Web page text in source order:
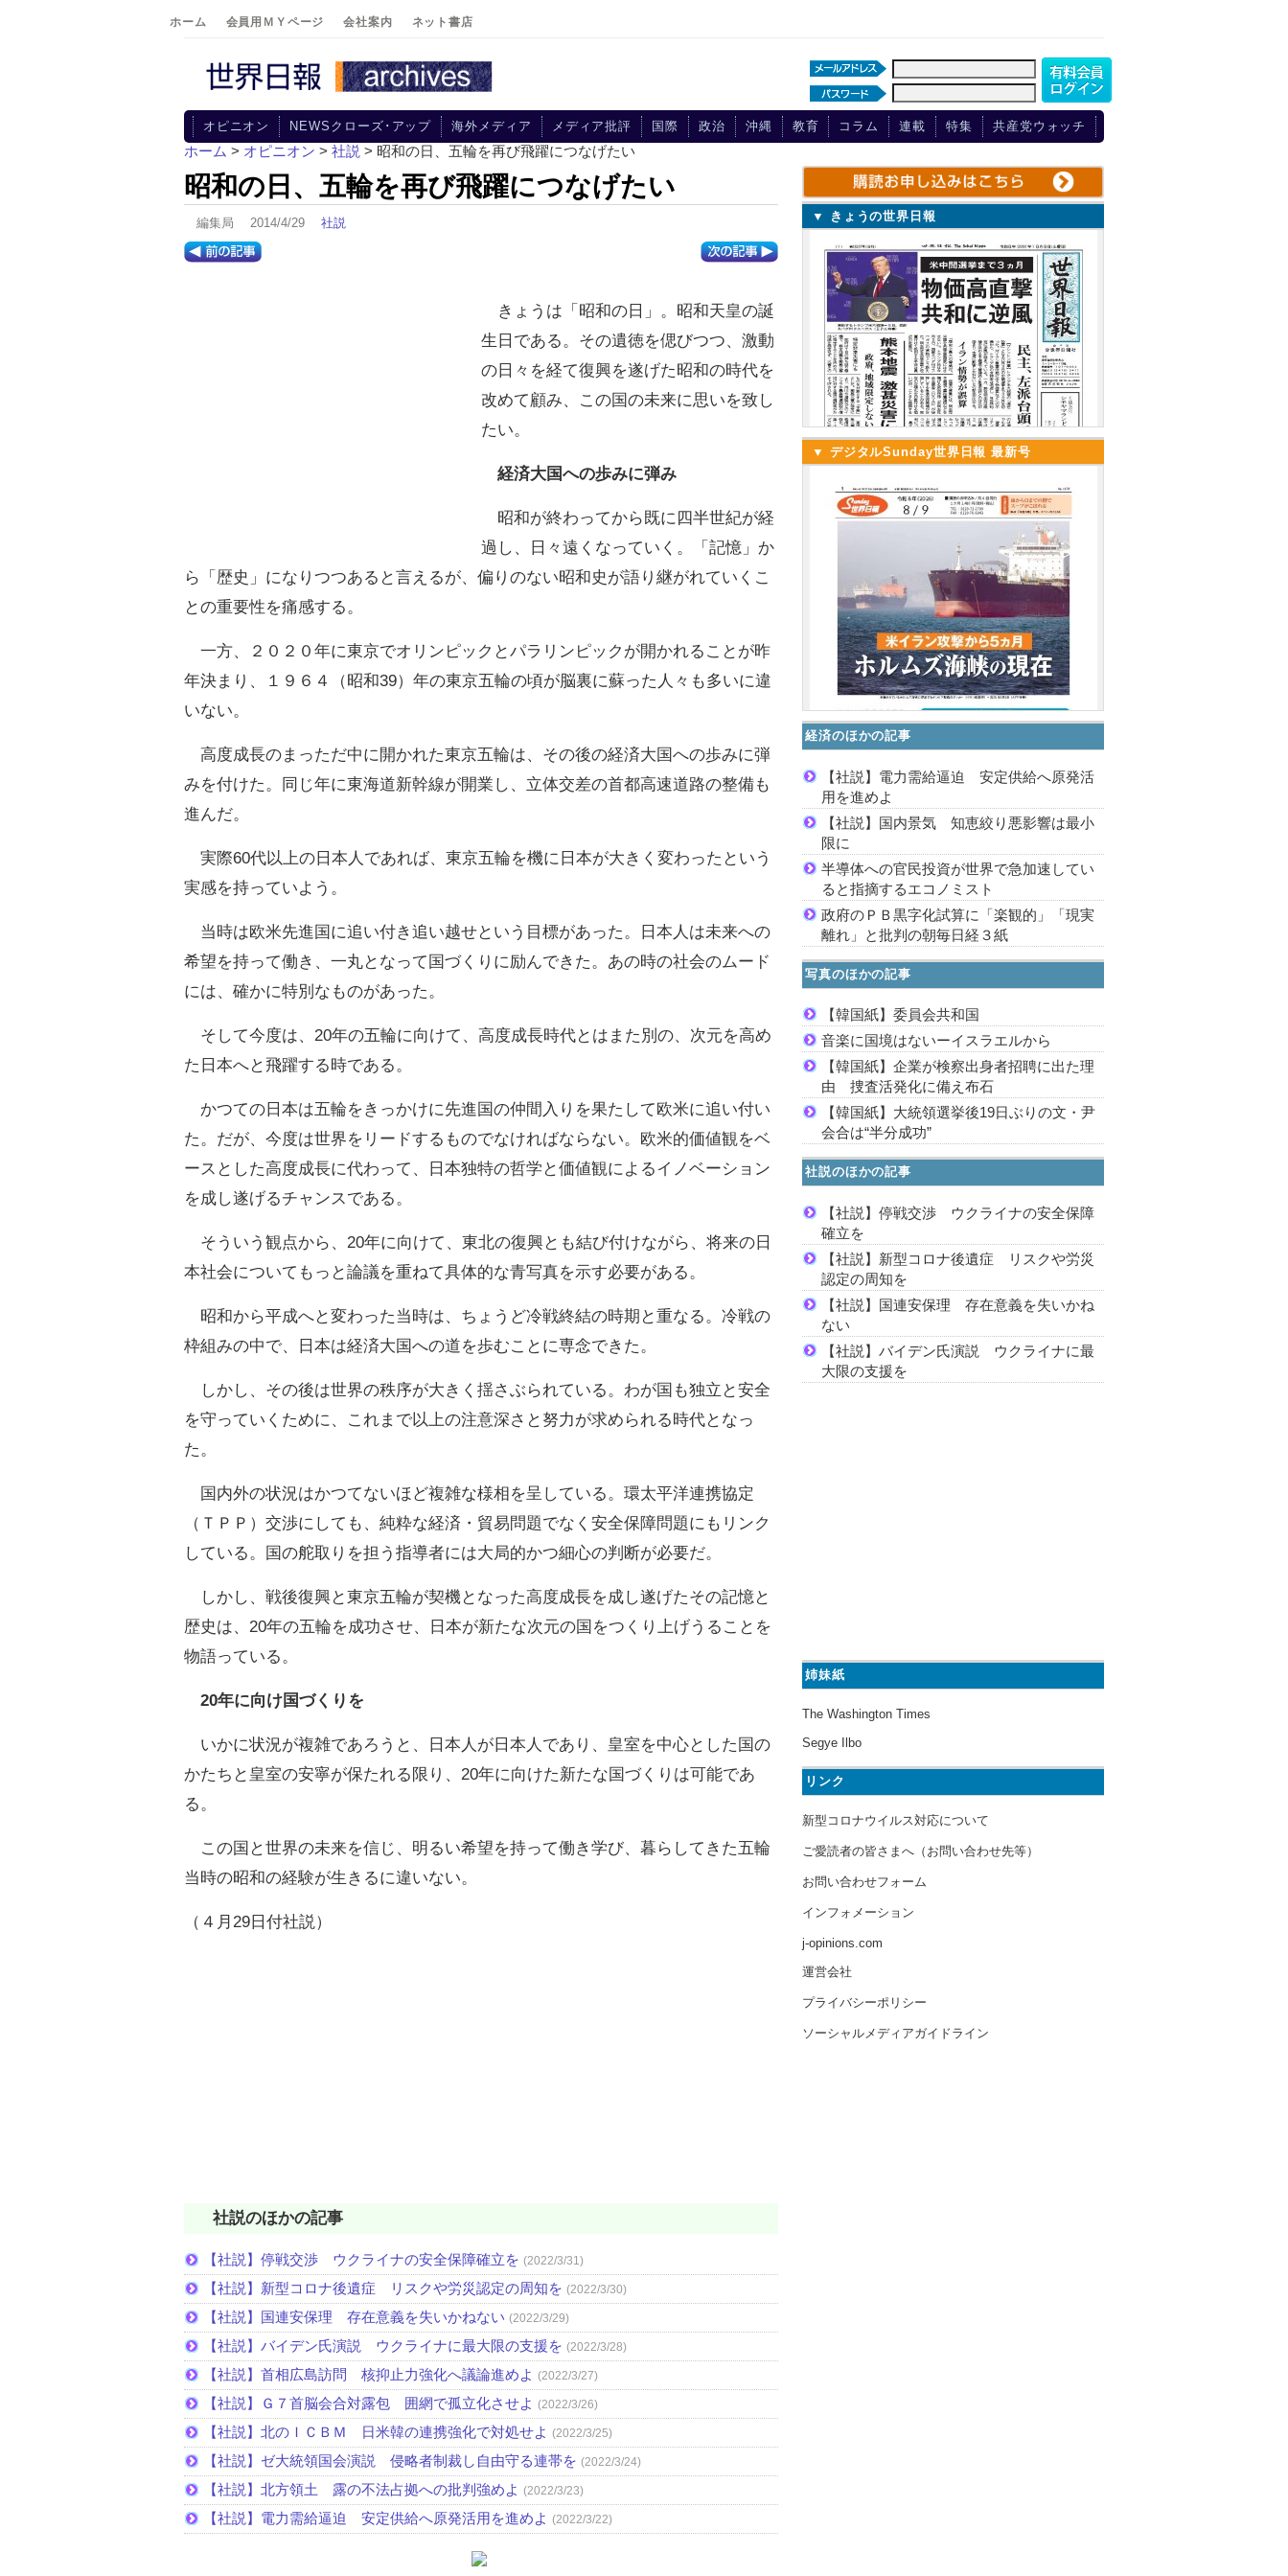
ホーム 会員用ＭＹページ 会社案内 ネット書店
オピニオン NEWSクローズ･アップ 海外メディア メディア批評 国際 政治 沖縄 教育 コラム 連載 特集 共産党ウォッチ
ホーム > オピニオン > 社説 > 昭和の日、五輪を再び飛躍につなげたい
昭和の日、五輪を再び飛躍につなげたい
編集局 2014/4/29 社説
きょうは「昭和の日」。昭和天皇の誕
生日である。その遺徳を偲びつつ、激動
の日々を経て復興を遂げた昭和の時代を
改めて顧み、この国の未来に思いを致し
たい。
経済大国への歩みに弾み
昭和が終わってから既に四半世紀が経
過し、日々遠くなっていく。「記憶」か
ら「歴史」になりつつあると言えるが、偏りのない昭和史が語り継がれていくこ
との重要性を痛感する。
一方、２０２０年に東京でオリンピックとパラリンピックが開かれることが昨
年決まり、１９６４（昭和39）年の東京五輪の頃が脳裏に蘇った人々も多いに違
いない。
高度成長のまっただ中に開かれた東京五輪は、その後の経済大国への歩みに弾
みを付けた。同じ年に東海道新幹線が開業し、立体交差の首都高速道路の整備も
進んだ。
実際60代以上の日本人であれば、東京五輪を機に日本が大きく変わったという
実感を持っていよう。
当時は欧米先進国に追い付き追い越せという目標があった。日本人は未来への
希望を持って働き、一丸となって国づくりに励んできた。あの時の社会のムード
には、確かに特別なものがあった。
そして今度は、20年の五輪に向けて、高度成長時代とはまた別の、次元を高め
た日本へと飛躍する時である。
かつての日本は五輪をきっかけに先進国の仲間入りを果たして欧米に追い付い
た。だが、今度は世界をリードするものでなければならない。欧米的価値観をベ
ースとした高度成長に代わって、日本独特の哲学と価値観によるイノベーション
を成し遂げるチャンスである。
そういう観点から、20年に向けて、東北の復興とも結び付けながら、将来の日
本社会についてもっと論議を重ねて具体的な青写真を示す必要がある。
昭和から平成へと変わった当時は、ちょうど冷戦終結の時期と重なる。冷戦の
枠組みの中で、日本は経済大国への道を歩むことに専念できた。
しかし、その後は世界の秩序が大きく揺さぶられている。わが国も独立と安全
を守っていくために、これまで以上の注意深さと努力が求められる時代となっ
た。
国内外の状況はかつてないほど複雑な様相を呈している。環太平洋連携協定
（ＴＰＰ）交渉にしても、純粋な経済・貿易問題でなく安全保障問題にもリンク
している。国の舵取りを担う指導者には大局的かつ細心の判断が必要だ。
しかし、戦後復興と東京五輪が契機となった高度成長を成し遂げたその記憶と
歴史は、20年の五輪を成功させ、日本が新たな次元の国をつくり上げうることを
物語っている。
20年に向け国づくりを
いかに状況が複雑であろうと、日本人が日本人であり、皇室を中心とした国の
かたちと皇室の安寧が保たれる限り、20年に向けた新たな国づくりは可能であ
る。
この国と世界の未来を信じ、明るい希望を持って働き学び、暮らしてきた五輪
当時の昭和の経験が生きるに違いない。
（４月29日付社説）
社説のほかの記事
【社説】停戦交渉 ウクライナの安全保障確立を (2022/3/31)
【社説】新型コロナ後遺症 リスクや労災認定の周知を (2022/3/30)
【社説】国連安保理 存在意義を失いかねない (2022/3/29)
【社説】バイデン氏演説 ウクライナに最大限の支援を (2022/3/28)
【社説】首相広島訪問 核抑止力強化へ議論進めよ (2022/3/27)
【社説】Ｇ７首脳会合対露包 囲網で孤立化させよ (2022/3/26)
【社説】北のＩＣＢＭ 日米韓の連携強化で対処せよ (2022/3/25)
【社説】ゼ大統領国会演説 侵略者制裁し自由守る連帯を (2022/3/24)
【社説】北方領土 露の不法占拠への批判強めよ (2022/3/23)
【社説】電力需給逼迫 安定供給へ原発活用を進めよ (2022/3/22)
▼ きょうの世界日報
▼ デジタルSunday世界日報 最新号
経済のほかの記事
【社説】電力需給逼迫 安定供給へ原発活
用を進めよ
【社説】国内景気 知恵絞り悪影響は最小
限に
半導体への官民投資が世界で急加速してい
ると指摘するエコノミスト
政府のＰＢ黒字化試算に「楽観的」「現実
離れ」と批判の朝毎日経３紙
写真のほかの記事
【韓国紙】委員会共和国
音楽に国境はないーイスラエルから
【韓国紙】企業が検察出身者招聘に出た理
由 捜査活発化に備え布石
【韓国紙】大統領選挙後19日ぶりの文・尹
会合は“半分成功”
社説のほかの記事
【社説】停戦交渉 ウクライナの安全保障
確立を
【社説】新型コロナ後遺症 リスクや労災
認定の周知を
【社説】国連安保理 存在意義を失いかね
ない
【社説】バイデン氏演説 ウクライナに最
大限の支援を
姉妹紙
The Washington Times
Segye Ilbo
リンク
新型コロナウイルス対応について
ご愛読者の皆さまへ（お問い合わせ先等）
お問い合わせフォーム
インフォメーション
j-opinions.com
運営会社
プライバシーポリシー
ソーシャルメディアガイドライン